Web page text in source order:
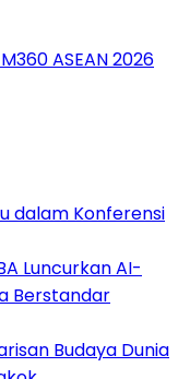
ASEAN 2026
dalam Konferensi
Luncurkan AI-
Berstandar
Budaya Dunia